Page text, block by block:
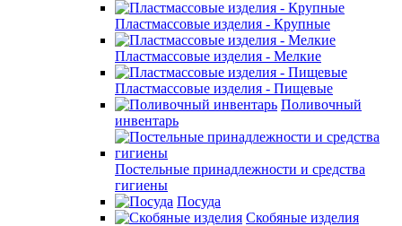
Пластмассовые изделия - Крупные
Пластмассовые изделия - Мелкие
Пластмассовые изделия - Пищевые
Поливочный
инвентарь
Постельные принадлежности и средства
гигиены
Посуда
Скобяные изделия